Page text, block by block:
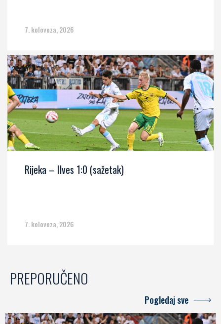
7. kolovoza, 2026
Rijeka – Ilves 1:0 (sažetak)
7. kolovoza, 2026
PREPORUČENO
Pogledaj sve